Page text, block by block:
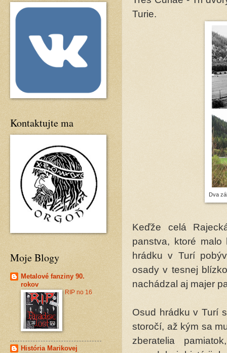
Turie.
Dva
Keďže celá
panstva, ktoré
hrádku v Turí
osady v tesnej
nachádzal aj majer
Osud hrádku v Turí
storočí, až kým sa
zberatelia
Kontaktujte ma
Moje Blogy
Metalové fanziny 90.
rokov
RIP no 16
História Marikovej